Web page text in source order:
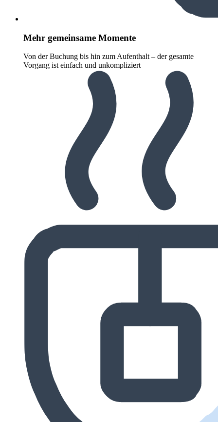
Mehr gemeinsame Momente
Von der Buchung bis hin zum Aufenthalt – der gesamte
Vorgang ist einfach und unkompliziert